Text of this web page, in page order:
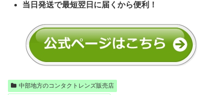
当日発送で最短翌日に届くから便利！
中部地方のコンタクトレンズ販売店